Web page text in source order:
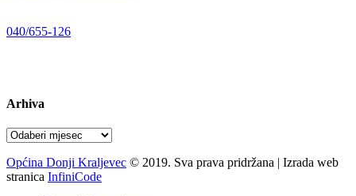
040/655-126
Arhiva
Arhiva
Općina Donji Kraljevec © 2019. Sva prava pridržana | Izrada web
stranica InfiniCode